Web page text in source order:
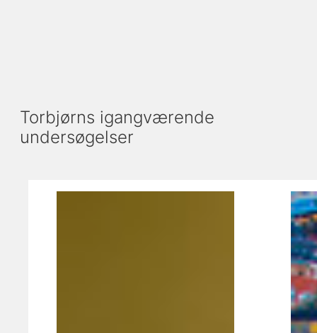
Torbjørns igangværende
undersøgelser